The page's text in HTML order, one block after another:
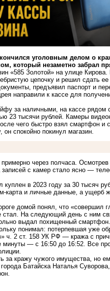
уголовным делом о
который незаметно забрал
«585 Золотой» на улице
цепочку и решил сдать
предъявил паспорт и
направили к кассе для
за наличными, на кассе
23 тысячи рублей. Камеры
чего быстро взял смартфон и
спокойно покинул магазин.
через полчаса.
с камер стало ясно —
в 2023 году за 30 тысяч
карта и личные данные, а ущерб
домой понял, что «совершил
стал. На следующий день с ним
выдал похищенный
понимал: потерпевшая уже
ч. 2 ст. 158 УК РФ — кража с
минуты — с 16:50 до 16:52. Все
за кражу чужого имущества, но
Батайска Наталья